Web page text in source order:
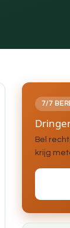
7/7
Bel
krijg